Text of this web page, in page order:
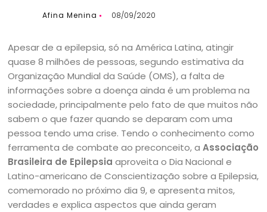
Afina Menina 08/09/2020
Apesar de a epilepsia, só na América Latina, atingir
quase 8 milhões de pessoas, segundo estimativa da
Organização Mundial da Saúde (OMS), a falta de
informações sobre a doença ainda é um problema na
sociedade, principalmente pelo fato de que muitos não
sabem o que fazer quando se deparam com uma
pessoa tendo uma crise. Tendo o conhecimento como
ferramenta de combate ao preconceito, aAssociação
Brasileira de Epilepsia aproveita o Dia Nacional e
Latino-americano de Conscientização sobre a Epilepsia,
comemorado no próximo dia 9, e apresenta mitos,
verdades e explica aspectos que ainda geram